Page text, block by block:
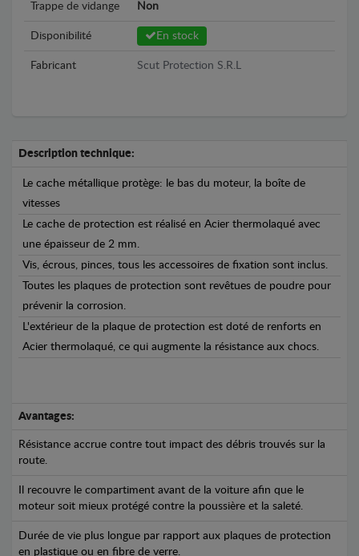
Trappe de vidange Non
Disponibilité En stock
Fabricant Scut Protection S.R.L
Description technique:
Le cache métallique protège: le bas du moteur, la boîte de
vitesses
Le cache de protection est réalisé en Acier thermolaqué avec
une épaisseur de 2 mm.
Vis, écrous, pinces, tous les accessoires de fixation sont inclus.
Toutes les plaques de protection sont revêtues de poudre pour
prévenir la corrosion.
L'extérieur de la plaque de protection est doté de renforts en
Acier thermolaqué, ce qui augmente la résistance aux chocs.
Avantages:
Résistance accrue contre tout impact des débris trouvés sur la
route.
Il recouvre le compartiment avant de la voiture afin que le
moteur soit mieux protégé contre la poussière et la saleté.
Durée de vie plus longue par rapport aux plaques de protection
en plastique ou en fibre de verre.